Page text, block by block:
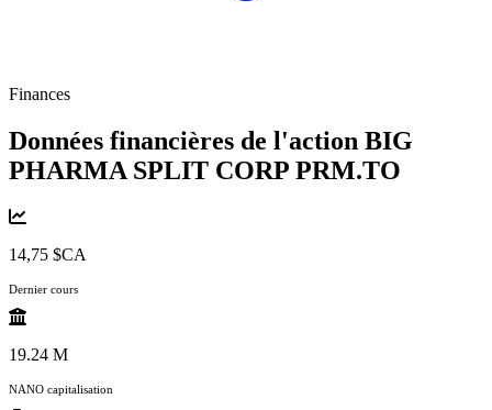
Finances
Données financières de l'action BIG
PHARMA SPLIT CORP PRM.TO
14,75 $CA
Dernier cours
19.24 M
NANO capitalisation